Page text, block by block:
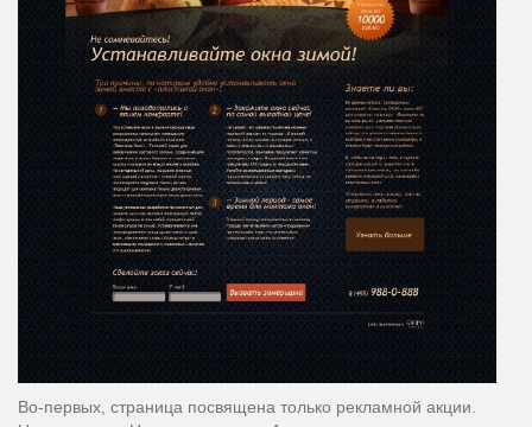
Во-первых, страница посвящена только рекламной акции.